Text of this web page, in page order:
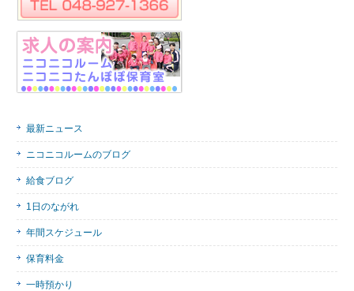
最新ニュース
ニコニコルームのブログ
給食ブログ
1日のながれ
年間スケジュール
保育料金
一時預かり